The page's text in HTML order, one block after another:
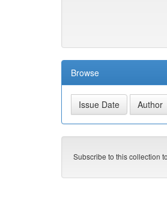
Browse
Subscribe to this collection